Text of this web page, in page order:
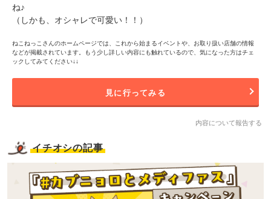
ね♪
（しかも、オシャレで可愛い！！）
ねこねっこさんのホームページでは、これから始まるイベントや、お取り扱い店舗の情報
などが掲載されています。もう少し詳しい内容にも触れているので、気になった方はチェ
ックしてみてください↓↓
見に行ってみる
内容について報告する
イチオシの記事